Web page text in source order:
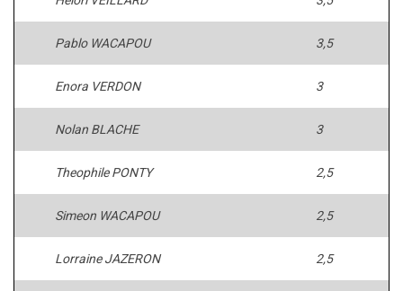
Pablo WACAPOU 3,5
Enora VERDON 3
Nolan BLACHE 3
Theophile PONTY 2,5
Simeon WACAPOU 2,5
Lorraine JAZERON 2,5